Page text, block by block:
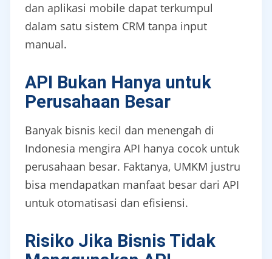
dan aplikasi mobile dapat terkumpul
dalam satu sistem CRM tanpa input
manual.
API Bukan Hanya untuk
Perusahaan Besar
Banyak bisnis kecil dan menengah di
Indonesia mengira API hanya cocok untuk
perusahaan besar. Faktanya, UMKM justru
bisa mendapatkan manfaat besar dari API
untuk otomatisasi dan efisiensi.
Risiko Jika Bisnis Tidak